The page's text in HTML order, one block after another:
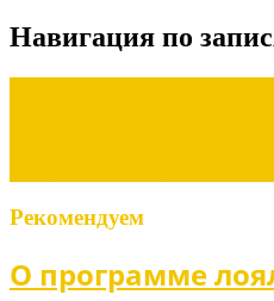
Навигация по
Рекомендуем
О программе